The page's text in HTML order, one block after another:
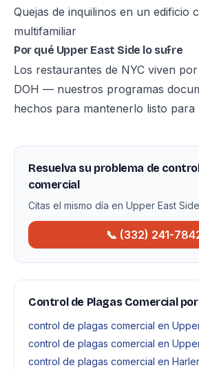
Quejas de inquilinos en un edificio
multifamiliar
Por qué Upper East Side lo sufre
Los restaurantes de NYC viven
DOH — nuestros programas
hechos para mantenerlo listo para
Resuelva su problema de
comercial
Citas el mismo día en Upper East
📞 (332) 241-
Control de Plagas Comercial
control de plagas comercial en
control de plagas comercial en
control de plagas comercial en